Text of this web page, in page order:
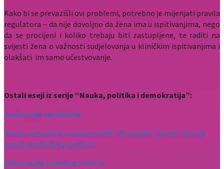
Kako bi se prevazišli ovi problemi, potrebno je mijenjati pravila
regulatora – da nije dovoljno da žena ima u ispitivanjima, nego
da se procijeni i koliko trebaju biti zastupljene, te raditi na
svijesti žena o važnosti sudjelovanja u kliničkim ispitivanjima i
olakšati im samo učestvovanje.
Ostali eseji iz serije “Nauka, politika i demokratija”:
Nauka nije apolitična
Nauka između konzervativnih i liberalnih, lijevih i desnih
opcija političkog spektra
Vakcinacija i sloboda izbora